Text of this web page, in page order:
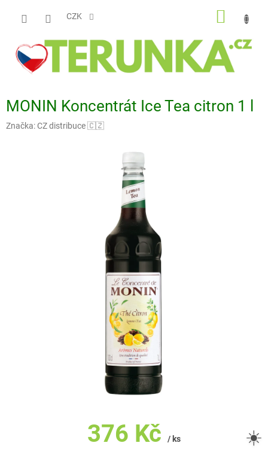
CZK
MONIN Koncentrát Ice Tea citron 1 l
Značka:CZ distribuce 🇨🇿
376 Kč / ks ☀️